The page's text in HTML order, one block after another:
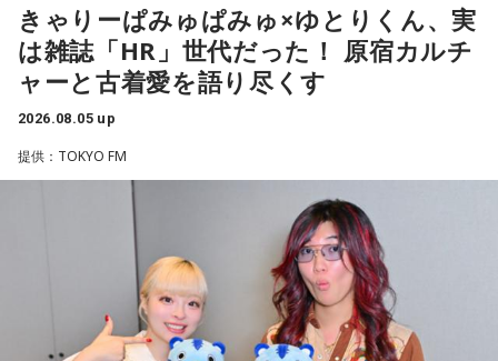
「実は列車銃撃の調査を始めた頃、犠牲となった方で、お名
前が分かっていたのは、わずかお一人だったんです」
ていらっしゃいます。
齊藤さんは23歳の時、市が行った「八王子の空襲と戦災の記
録」の編集に関わったことで、戦没者のご遺族の方とお逢い
して、戦争体験の聞き取り調査を行うようになりました。た
だ、普通の空襲は、家の場所を調べれば、お住まいになって
「遥香先生にお知らせです！ 私は、夏休みに恋人と初めて2
人で東京に行きます。ディズニーに行く予定ですが、お互い
に乃木坂46が好きなので、もし『真夏の全国ツアー2026』東
京公演が当たれば、遥香先生のタオルを持って観に行きま
す！」（大阪府 19歳）
◆当たりますように♡
賀喜：夏休みに恋人と東京に行くっていいね！ でも、夏のデ
ィズニーは暑いよ～。昔、私も夏に行ったことがあるけど、
ディズニーって基本外だから、めちゃくちゃ暑いんだよね。
日陰に入ったとしても、まあ知れてるじゃない（笑）？ せっ
かくかわいくして恋人と来たのに、汗でびちゃびちゃになっ
て「前髪が崩れちゃった……」ってなっちゃうかもしれない。
きゃりーぱみゅぱみゅ×ゆとりくん、実
は雑誌「HR」世代だった！ 原宿カルチ
ャーと古着愛を語り尽くす
2026.08.05 up
提供：TOKYO FM